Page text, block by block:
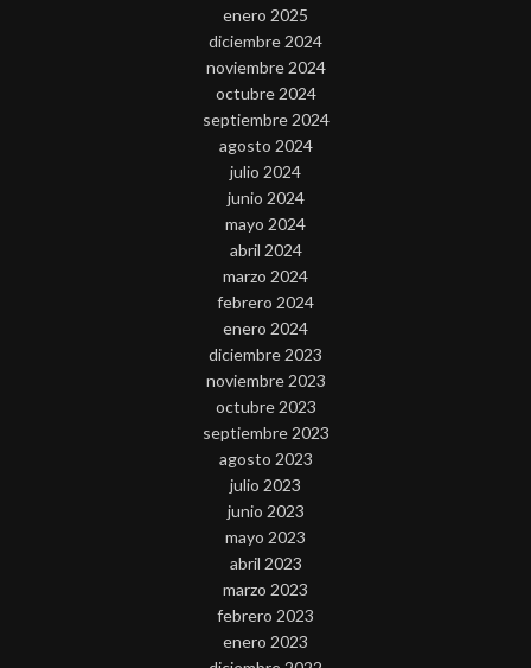
enero 2025
diciembre 2024
noviembre 2024
octubre 2024
septiembre 2024
agosto 2024
julio 2024
junio 2024
mayo 2024
abril 2024
marzo 2024
febrero 2024
enero 2024
diciembre 2023
noviembre 2023
octubre 2023
septiembre 2023
agosto 2023
julio 2023
junio 2023
mayo 2023
abril 2023
marzo 2023
febrero 2023
enero 2023